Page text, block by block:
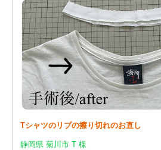
Tシャツのリブの擦り切れのお直し
静岡県 菊川市 T 様